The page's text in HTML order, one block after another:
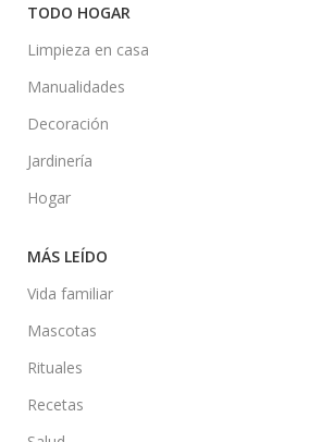
TODO HOGAR
Limpieza en casa
Manualidades
Decoración
Jardinería
Hogar
MÁS LEÍDO
Vida familiar
Mascotas
Rituales
Recetas